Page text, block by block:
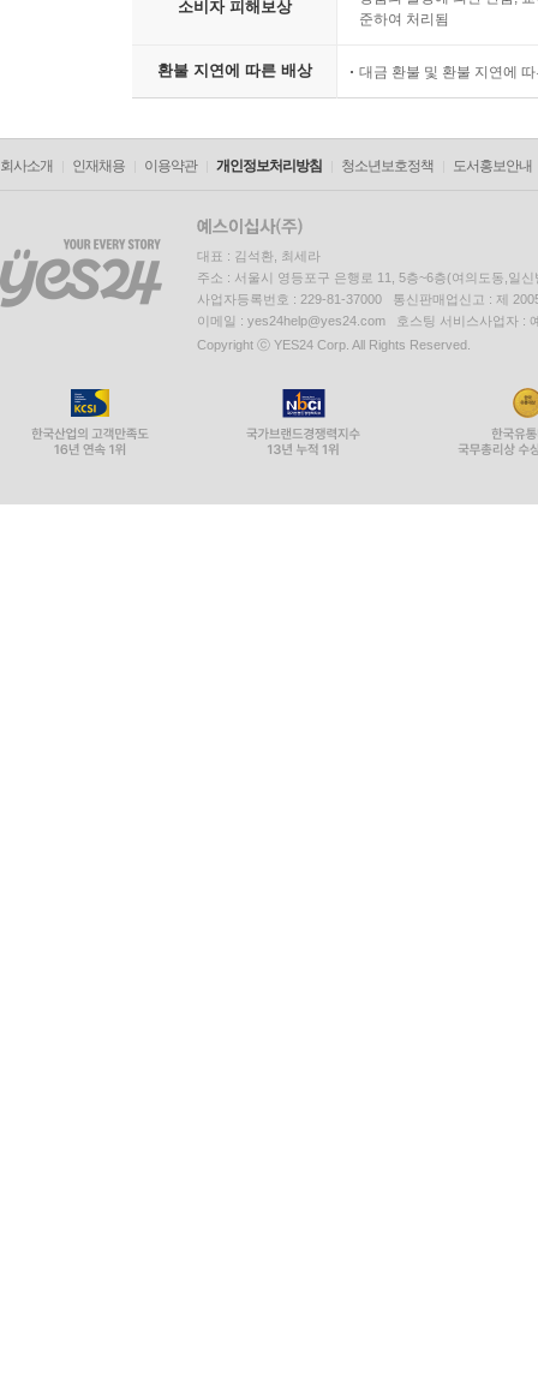
소비자 피해보상
준하여 처리됨
환불 지연에 따른 배상 대금 환불 및 환불 지연에
회사소개 인재채용 이용약관 개인정보처리방침 청소년보호정책 도서홍보안내
대표 : 김석환, 최세라
주소 : 서울시 영등포구 은행로 11, 5층~6층(여의도동,일신
사업자등록번호 : 229-81-37000 통신판매업신고 : 제
이메일 : yes24help@yes24.com 호스팅 서비스사업자 :
Copyright ⓒ YES24 Corp. All Rights Reserved.